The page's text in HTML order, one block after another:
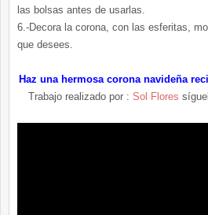
las bolsas antes de usarlas.
6.-Decora la corona, con las esferitas,
que desees.
Haz una hermosa corona navideña
Trabajo realizado por : Sol Flores